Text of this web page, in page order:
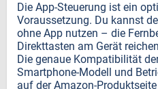
Die App-Steuerung ist ein
Voraussetzung. Du kannst
ohne App nutzen – die
Direkttasten am Gerät
Die genaue Kompatibilität
Smartphone-Modell und
auf der Amazon-